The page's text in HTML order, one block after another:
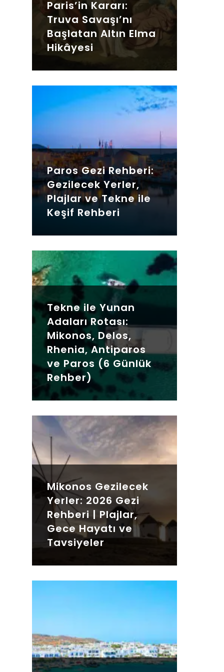
Paris’in Kararı:
Truva Savaşı’nı
Başlatan Altın Elma
Hikâyesi
Paros Gezi Rehberi:
Gezilecek Yerler,
Plajlar ve Tekne ile
Keşif Rehberi
Tekne ile Yunan
Adaları Rotası:
Mikonos, Delos,
Rhenia, Antiparos
ve Paros (6 Günlük
Rehber)
Mikonos Gezilecek
Yerler: 2026 Gezi
Rehberi | Plajlar,
Gece Hayatı ve
Tavsiyeler